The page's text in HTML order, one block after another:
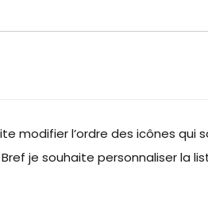
modifier l’ordre des icônes qui
je souhaite personnaliser la